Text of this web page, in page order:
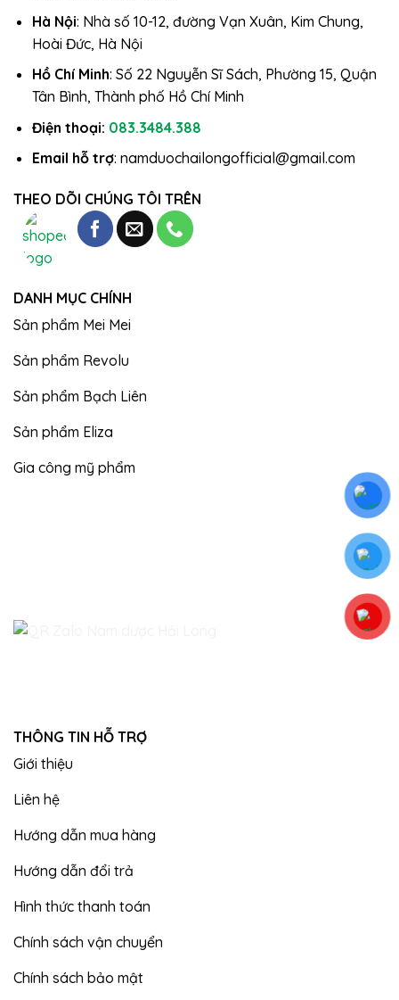
Hà Nội: Nhà số 10-12, đường Vạn Xuân, Kim Chung,
Hoài Đức, Hà Nội
Hồ Chí Minh: Số 22 Nguyễn Sĩ Sách, Phường 15, Quận
Tân Bình, Thành phố Hồ Chí Minh
Điện thoại: 083.3484.388
Email hỗ trợ: namduochailongofficial@gmail.com
THEO DÕI CHÚNG TÔI TRÊN
DANH MỤC CHÍNH
Sản phẩm Mei Mei
Sản phẩm Revolu
Sản phẩm Bạch Liên
Sản phẩm Eliza
Gia công mỹ phẩm
THÔNG TIN HỖ TRỢ
Giới thiệu
Liên hệ
Hướng dẫn mua hàng
Hướng dẫn đổi trả
Hình thức thanh toán
Chính sách vận chuyển
Chính sách bảo mật